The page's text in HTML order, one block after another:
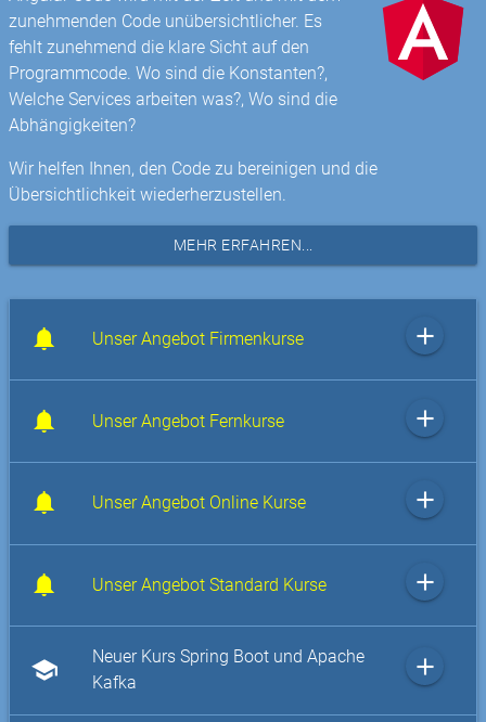
zunehmenden Code unübersichtlicher. Es
fehlt zunehmend die klare Sicht auf den
Programmcode. Wo sind die Konstanten?,
Welche Services arbeiten was?, Wo sind die
Abhängigkeiten?
Wir helfen Ihnen, den Code zu bereinigen und die
Übersichtlichkeit wiederherzustellen.
MEHR ERFAHREN...
Unser Angebot Firmenkurse add
Unser Angebot Fernkurse add
Unser Angebot Online Kurse add
Unser Angebot Standard Kurse add
school
Neuer Kurs Spring Boot und Apache
Kafka
add